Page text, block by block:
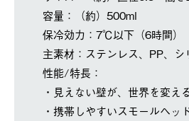
容量：（約）500ml
保冷効力：7℃以下（6時間）
主素材：ステンレス、PP、シ
性能/特長：
・見えない壁が、世界を変え
・携帯しやすいスモールヘ